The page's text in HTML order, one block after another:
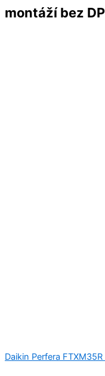
montáží bez
Daikin Perfera